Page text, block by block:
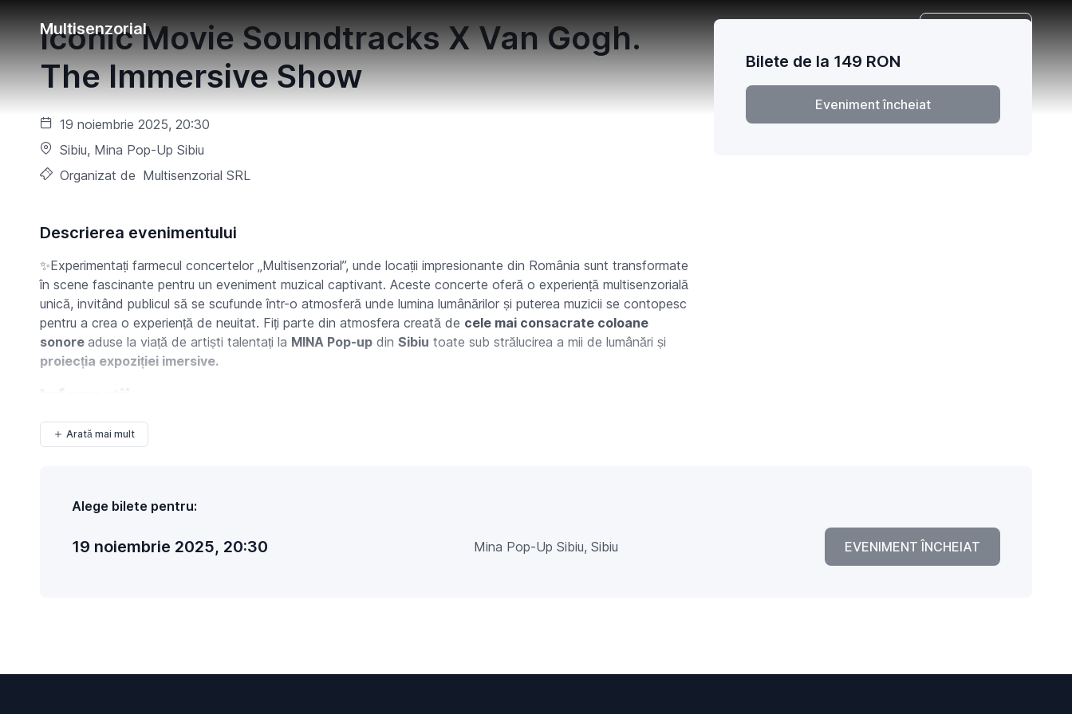
Multisenzorial
Iconic Movie Soundtracks X Van Gogh.
The Immersive Show
19 noiembrie 2025, 20:30
Sibiu, Mina Pop-Up Sibiu
Organizat de Multisenzorial SRL
Descrierea evenimentului
✨Experimentați farmecul concertelor „Multisenzorial”, unde locații impresionante din România sunt transformate
în scene fascinante pentru un eveniment muzical captivant. Aceste concerte oferă o experiență multisenzorială
unică, invitând publicul să se scufunde într-o atmosferă unde lumina lumânărilor și puterea muzicii se contopesc
pentru a crea o experiență de neuitat. Fiți parte din atmosfera creată de cele mai consacrate coloane
sonore aduse la viață de artiști talentați la MINA Pop-updin Sibiu toate sub strălucirea a mii de lumânări și
proiecția expoziției imersive.
Arată mai mult
Bilete de la 149 RON
Eveniment încheiat
Alege bilete pentru:
19 noiembrie 2025, 20:30 Mina Pop-Up Sibiu, Sibiu EVENIMENT ÎNCHEIAT